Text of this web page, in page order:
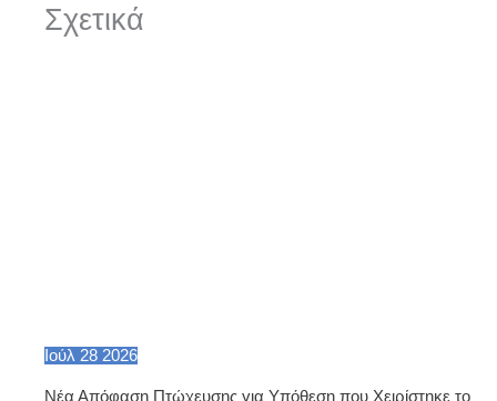
Σχετικά
Ιούλ 28 2026
Νέα Απόφαση Πτώχευσης για Υπόθεση που Χειρίστηκε το